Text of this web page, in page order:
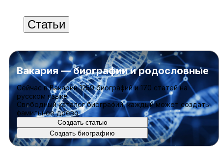
Статьи
Вакария — биографии и родословные
Cейчас в Вакарии1259 биографийи170 статейна
русском языке
Свободный каталог биографий, каждый может создать
фамильное древо
Создать статью
Создать биографию